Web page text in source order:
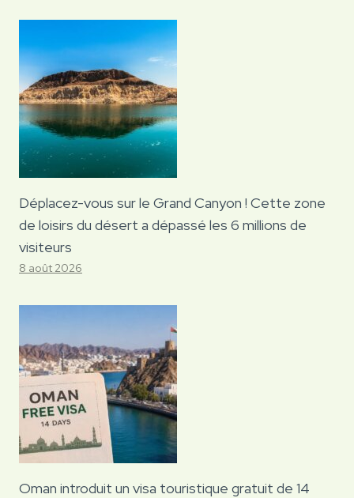
Déplacez-vous sur le Grand Canyon ! Cette zone
de loisirs du désert a dépassé les 6 millions de
visiteurs
8 août 2026
Oman introduit un visa touristique gratuit de 14